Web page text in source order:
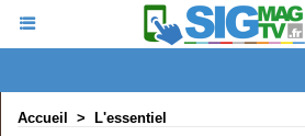
Accueil > L'essentiel